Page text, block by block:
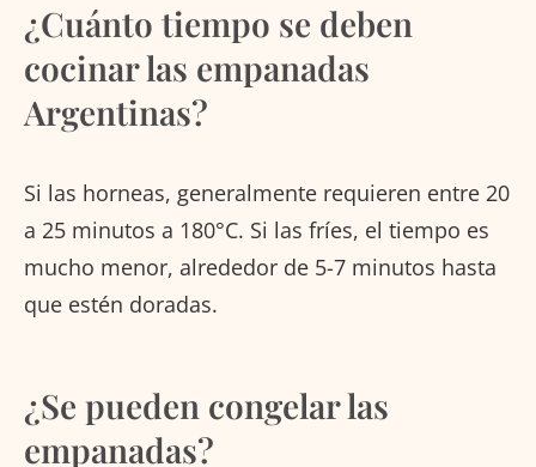
¿Cuánto tiempo se deben
cocinar las empanadas
Argentinas?
Si las horneas, generalmente requieren entre 20
a 25 minutos a 180°C. Si las fríes, el tiempo es
mucho menor, alrededor de 5-7 minutos hasta
que estén doradas.
¿Se pueden congelar las
empanadas?